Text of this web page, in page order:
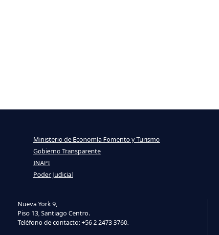
Nueva York 9,
Piso 13, Santiago Centro.
Teléfono de contacto: +56 2 2473 3760.
Ministerio de Economía Fomento y Turismo
Gobierno Transparente
INAPI
Poder Judicial